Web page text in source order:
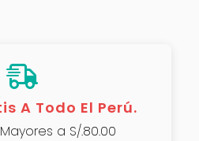
A Todo El Perú.
a S/.80.00